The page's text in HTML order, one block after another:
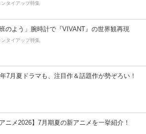
ンタイアップ特集
班のよう」腕時計で『VIVANT』の世界観再現
ンタイアップ特集
7月夏ドラマも、注目作＆話題作が勢ぞろい！
アニメ2026】7月期夏の新アニメを一挙紹介！